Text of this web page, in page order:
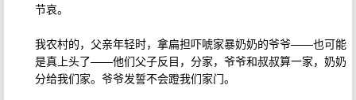
节哀。
我农村的，父亲年轻时，拿扁担吓唬家暴奶奶的爷爷——也可能
是真上头了——他们父子反目，分家，爷爷和叔叔算一家，奶奶
分给我们家。爷爷发誓不会蹬我们家门。